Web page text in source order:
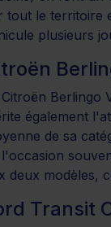
tout le territoire
plusieurs
Citroën Berlingo
également
de sa
l'occasion
deux modèles,
Transit